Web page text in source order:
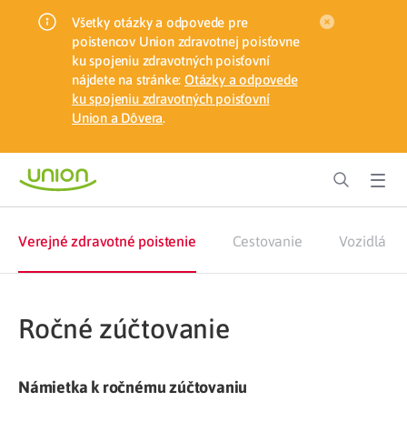
Všetky otázky a odpovede pre
poistencov Union zdravotnej poisťovne
ku spojeniu zdravotných poisťovní
nájdete na stránke: Otázky a odpovede
ku spojeniu zdravotných poisťovní
Union a Dôvera.
Cestovanie
Verejné zdravotné poistenie Vozidlá
Ročné zúčtovanie
Námietka k ročnému zúčtovaniu